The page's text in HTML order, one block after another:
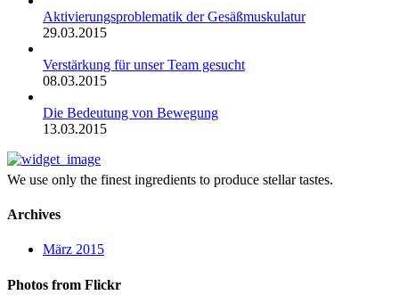
Aktivierungsproblematik der Gesäßmuskulatur
29.03.2015
Verstärkung für unser Team gesucht
08.03.2015
Die Bedeutung von Bewegung
13.03.2015
We use only the finest ingredients to produce stellar tastes.
Archives
März 2015
Photos from Flickr